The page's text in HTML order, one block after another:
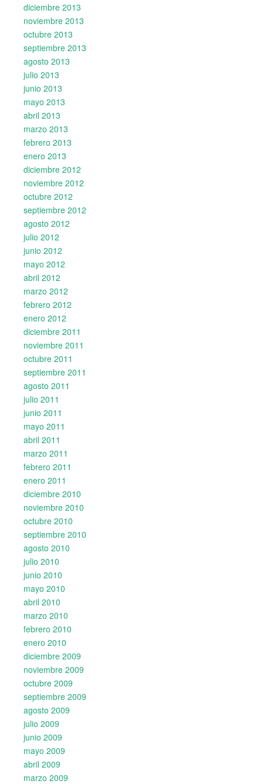
diciembre 2013
noviembre 2013
octubre 2013
septiembre 2013
agosto 2013
julio 2013
junio 2013
mayo 2013
abril 2013
marzo 2013
febrero 2013
enero 2013
diciembre 2012
noviembre 2012
octubre 2012
septiembre 2012
agosto 2012
julio 2012
junio 2012
mayo 2012
abril 2012
marzo 2012
febrero 2012
enero 2012
diciembre 2011
noviembre 2011
octubre 2011
septiembre 2011
agosto 2011
julio 2011
junio 2011
mayo 2011
abril 2011
marzo 2011
febrero 2011
enero 2011
diciembre 2010
noviembre 2010
octubre 2010
septiembre 2010
agosto 2010
julio 2010
junio 2010
mayo 2010
abril 2010
marzo 2010
febrero 2010
enero 2010
diciembre 2009
noviembre 2009
octubre 2009
septiembre 2009
agosto 2009
julio 2009
junio 2009
mayo 2009
abril 2009
marzo 2009